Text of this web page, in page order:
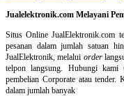
Jualelektronik.com Melayani
Situs Online JualElektronik.com
pesanan dalam jumlah satuan
JualElektronik, melalui order
telpon langsung. Hubungi kami
pembelian Corporate atau
dalam jumlah banyak